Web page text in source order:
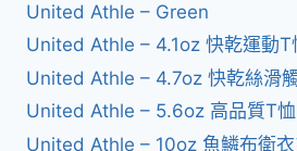
United Athle – Green
United Athle – 4.1oz 快乾運動T
United Athle – 4.7oz 快乾絲滑
United Athle – 5.6oz 高品質T恤
United Athle – 10oz 魚鱗布衛衣